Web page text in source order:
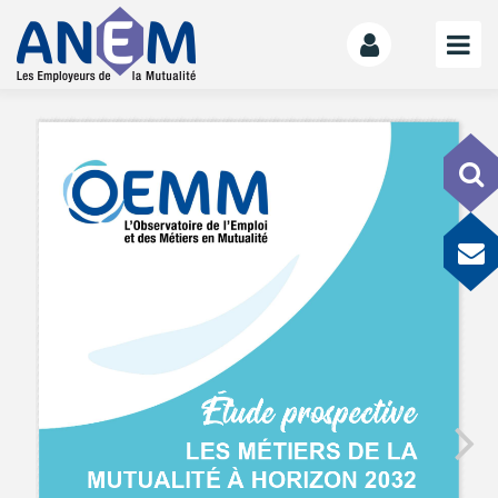
L’ANEM
Notre mission
La gouvernance
LE MANIFESTE
Les mutuelles donnent des ailes
Le kit de déploiement